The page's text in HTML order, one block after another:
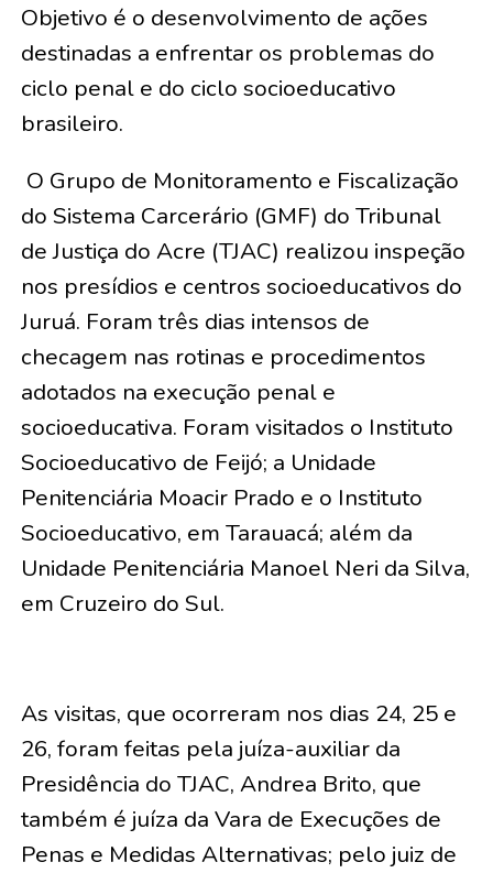
Objetivo é o desenvolvimento de ações
destinadas a enfrentar os problemas do
ciclo penal e do ciclo socioeducativo
brasileiro.
O Grupo de Monitoramento e Fiscalização
do Sistema Carcerário (GMF) do Tribunal
de Justiça do Acre (TJAC) realizou inspeção
nos presídios e centros socioeducativos do
Juruá. Foram três dias intensos de
checagem nas rotinas e procedimentos
adotados na execução penal e
socioeducativa. Foram visitados o Instituto
Socioeducativo de Feijó; a Unidade
Penitenciária Moacir Prado e o Instituto
Socioeducativo, em Tarauacá; além da
Unidade Penitenciária Manoel Neri da Silva,
em Cruzeiro do Sul.
As visitas, que ocorreram nos dias 24, 25 e
26, foram feitas pela juíza-auxiliar da
Presidência do TJAC, Andrea Brito, que
também é juíza da Vara de Execuções de
Penas e Medidas Alternativas; pelo juiz de